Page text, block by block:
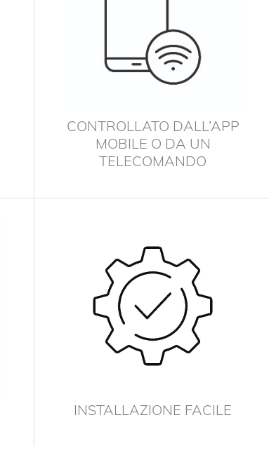
CONTROLLATO DALL’APP
MOBILE O DA UN
TELECOMANDO
INSTALLAZIONE FACILE